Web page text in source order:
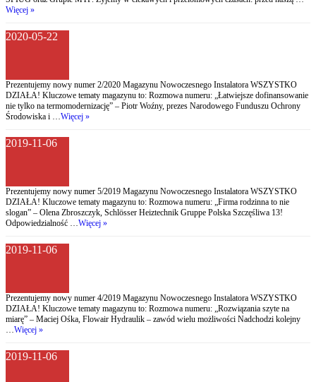
Więcej »
2020-05-22
Prezentujemy nowy numer 2/2020 Magazynu Nowoczesnego Instalatora WSZYSTKO
DZIAŁA! Kluczowe tematy magazynu to: Rozmowa numeru: „Łatwiejsze dofinansowanie
nie tylko na termomodernizację” – Piotr Woźny, prezes Narodowego Funduszu Ochrony
Środowiska i …Więcej »
2019-11-06
Prezentujemy nowy numer 5/2019 Magazynu Nowoczesnego Instalatora WSZYSTKO
DZIAŁA! Kluczowe tematy magazynu to: Rozmowa numeru: „Firma rodzinna to nie
slogan” – Olena Zbroszczyk, Schlösser Heiztechnik Gruppe Polska Szczęśliwa 13!
Odpowiedzialność …Więcej »
2019-11-06
Prezentujemy nowy numer 4/2019 Magazynu Nowoczesnego Instalatora WSZYSTKO
DZIAŁA! Kluczowe tematy magazynu to: Rozmowa numeru: „Rozwiązania szyte na
miarę” – Maciej Ośka, Flowair Hydraulik – zawód wielu możliwości Nadchodzi kolejny
…Więcej »
2019-11-06